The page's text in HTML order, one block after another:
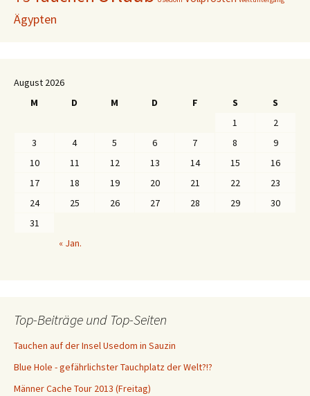
Ägypten
August 2026
M
D M D F S
S
1
2
3
4 5 6 7 8
9
10
11 12 13 14 15
16
17
18 19 20 21 22
23
24
25 26 27 28 29
30
31
« Jan.
Top-Beiträge und Top-Seiten
Tauchen auf der Insel Usedom in Sauzin
Blue Hole - gefährlichster Tauchplatz der Welt?!?
Männer Cache Tour 2013 (Freitag)